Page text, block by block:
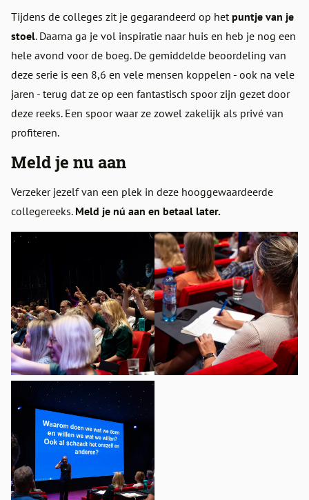
Tijdens de colleges zit je gegarandeerd op het puntje van je
stoel. Daarna ga je vol inspiratie naar huis en heb je nog een
hele avond voor de boeg. De gemiddelde beoordeling van
deze serie is een 8,6 en vele mensen koppelen - ook na vele
jaren - terug dat ze op een fantastisch spoor zijn gezet door
deze reeks. Een spoor waar ze zowel zakelijk als privé van
profiteren.
Meld je nu aan
Verzeker jezelf van een plek in deze hooggewaardeerde
collegereeks. Meld je nú aan en betaal later.